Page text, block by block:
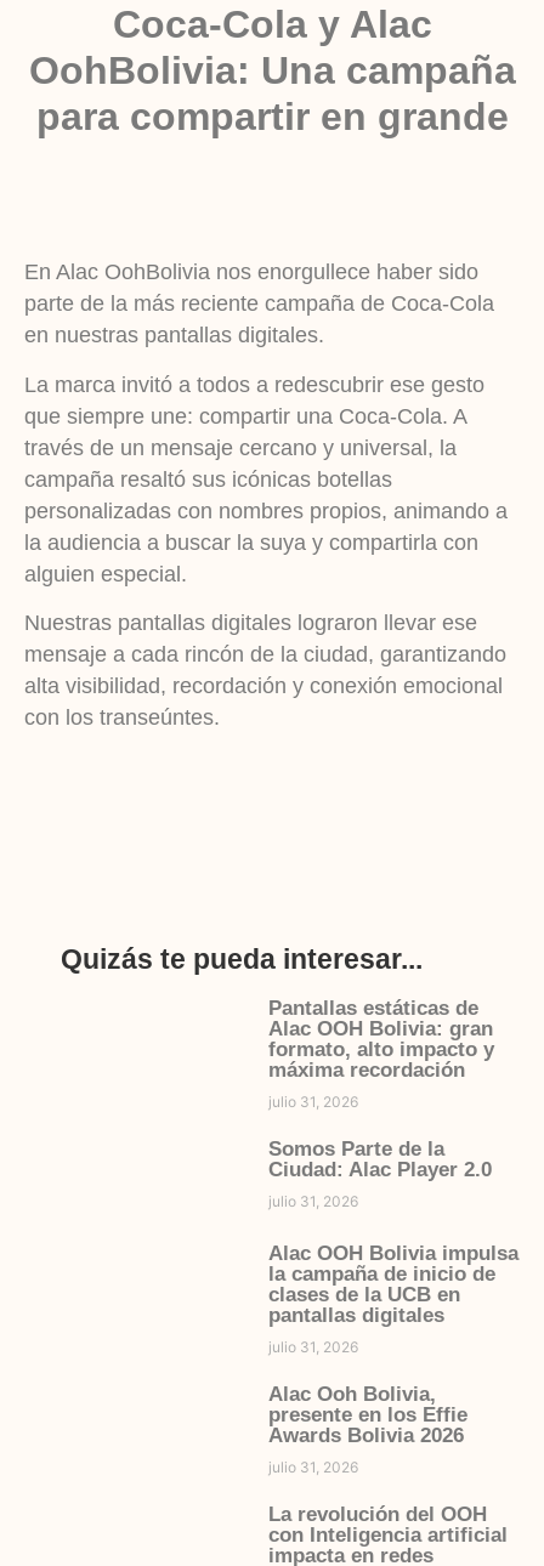
Coca-Cola y Alac
OohBolivia: Una campaña
para compartir en grande
En Alac OohBolivia nos enorgullece haber sido
parte de la más reciente campaña de Coca-Cola
en nuestras pantallas digitales.
La marca invitó a todos a redescubrir ese gesto
que siempre une: compartir una Coca-Cola. A
través de un mensaje cercano y universal, la
campaña resaltó sus icónicas botellas
personalizadas con nombres propios, animando a
la audiencia a buscar la suya y compartirla con
alguien especial.
Nuestras pantallas digitales lograron llevar ese
mensaje a cada rincón de la ciudad, garantizando
alta visibilidad, recordación y conexión emocional
con los transeúntes.
Quizás te pueda interesar...
Pantallas estáticas de
Alac OOH Bolivia: gran
formato, alto impacto y
máxima recordación
julio 31, 2026
Somos Parte de la
Ciudad: Alac Player 2.0
julio 31, 2026
Alac OOH Bolivia impulsa
la campaña de inicio de
clases de la UCB en
pantallas digitales
julio 31, 2026
Alac Ooh Bolivia,
presente en los Effie
Awards Bolivia 2026
julio 31, 2026
La revolución del OOH
con Inteligencia artificial
impacta en redes